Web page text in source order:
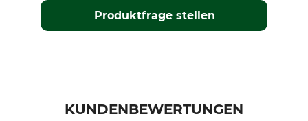
Produktfrage stellen
KUNDENBEWERTUNGEN